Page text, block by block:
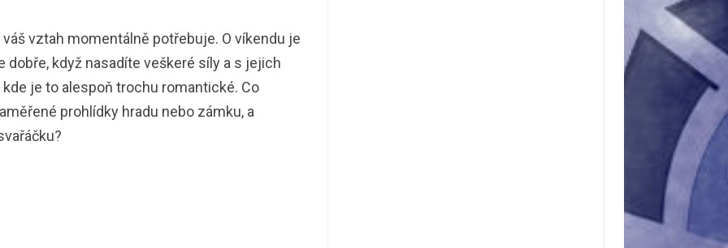
vztah momentálně potřebuje. O víkendu je
dobře, když nasadíte veškeré síly a s jejich
je to alespoň trochu romantické. Co
prohlídky hradu nebo zámku, a